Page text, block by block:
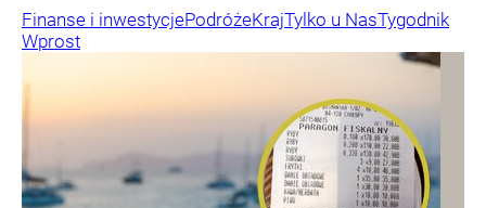
Finanse i inwestycjePodróżeKrajTylko u NasTygodnik
Wprost